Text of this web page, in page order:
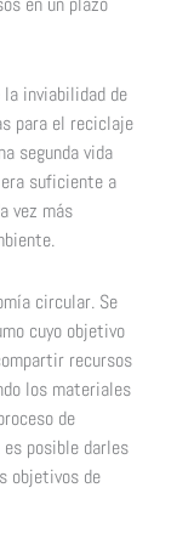
la inviabilidad de
para el reciclaje
segunda vida
suficiente a
vez más
circular. Se
cuyo objetivo
recursos
los materiales
de
posible darles
objetivos de